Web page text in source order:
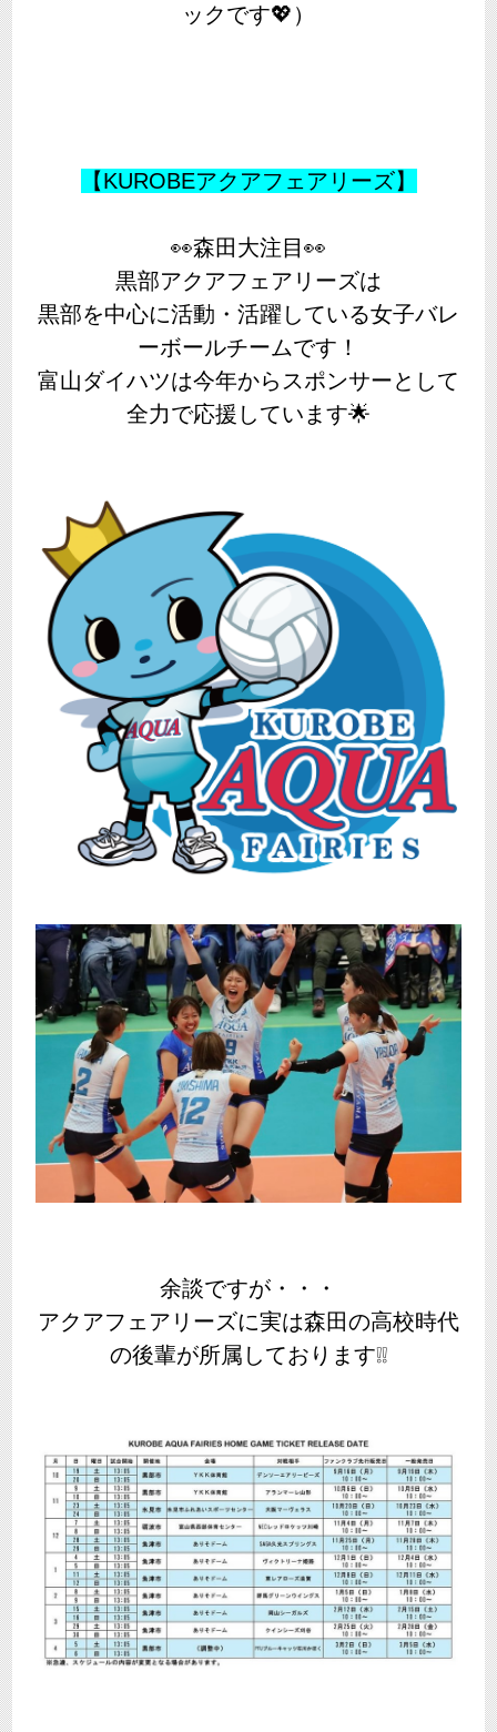
ックです💖）
【KUROBEアクアフェアリーズ】
👀森田大注目👀
黒部アクアフェアリーズは
黒部を中心に活動・活躍している女子バレ
ーボールチームです！
富山ダイハツは今年からスポンサーとして
全力で応援しています🌟
余談ですが・・・
アクアフェアリーズに実は森田の高校時代
の後輩が所属しております❕❕